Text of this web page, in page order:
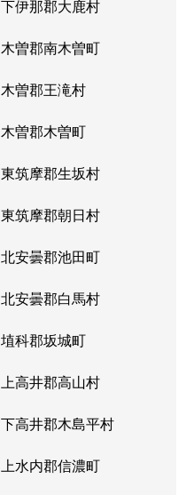
下伊那郡大鹿村
木曽郡南木曽町
木曽郡王滝村
木曽郡木曽町
東筑摩郡生坂村
東筑摩郡朝日村
北安曇郡池田町
北安曇郡白馬村
埴科郡坂城町
上高井郡高山村
下高井郡木島平村
上水内郡信濃町